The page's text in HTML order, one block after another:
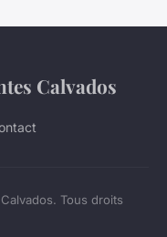
Calvados
Tous droits